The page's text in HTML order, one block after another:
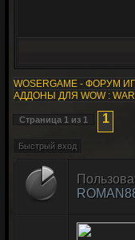
WOSERGAME - ФОРУМ
АДДОНЫ ДЛЯ WOW :
Страница 1 из 1 1